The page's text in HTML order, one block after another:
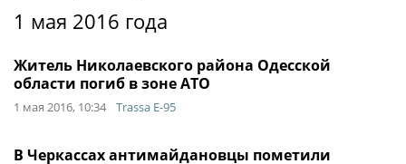
1 мая 2016 года
Житель Николаевского района Одесской
области погиб в зоне АТО
1 мая 2016, 10:34 Trassa E-95
В Черкассах антимайдановцы пометили